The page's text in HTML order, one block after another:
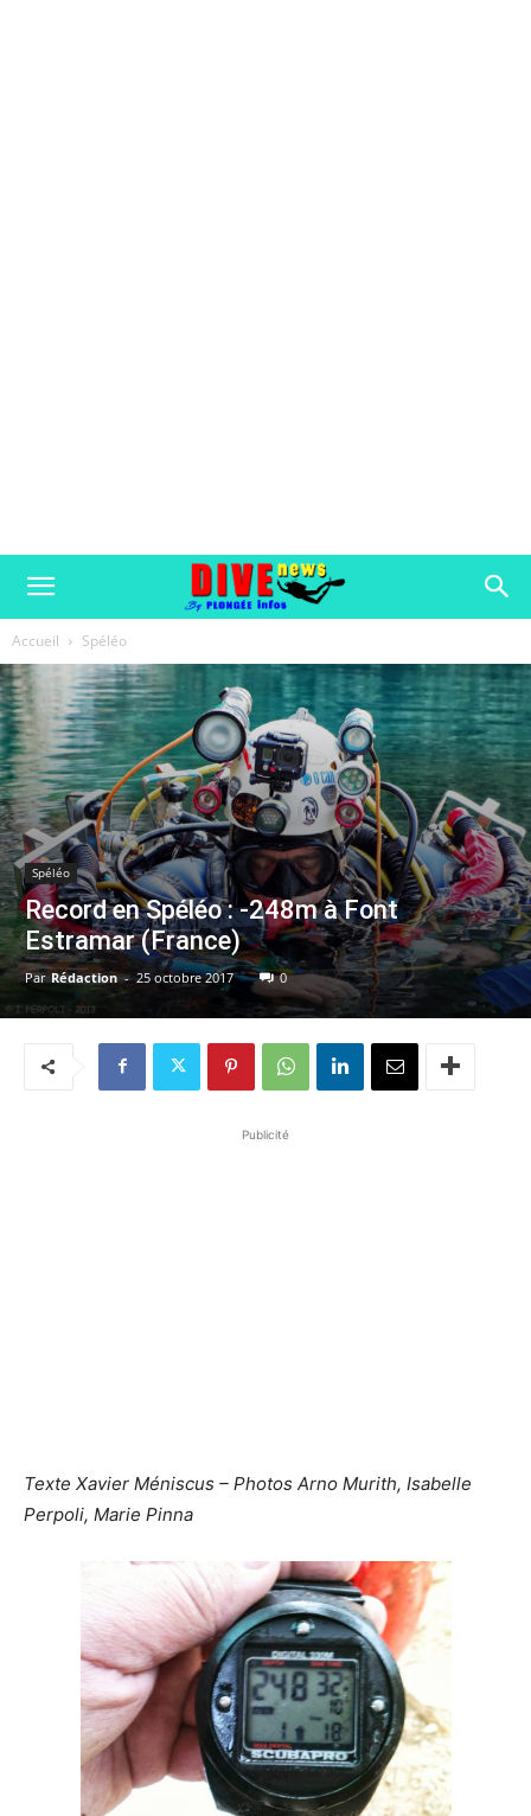
Accueil Spéléo
Spéléo
Record en Spéléo : -248m à Font
Estramar (France)
Par Rédaction - 25 octobre 2017 0
Publicité
Texte Xavier Méniscus – Photos Arno Murith, Isabelle
Perpoli, Marie Pinna